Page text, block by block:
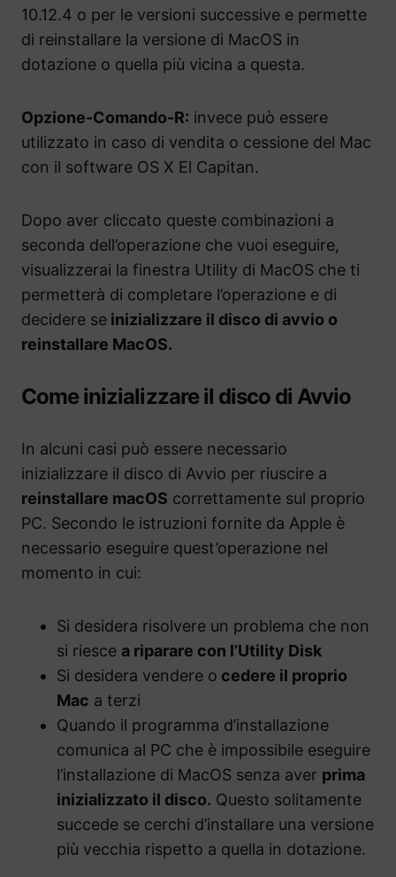
10.12.4 o per le versioni successive e permette
di reinstallare la versione di MacOS in
dotazione o quella più vicina a questa.
Opzione-Comando-R: invece può essere
utilizzato in caso di vendita o cessione del Mac
con il software OS X El Capitan.
Dopo aver cliccato queste combinazioni a
seconda dell’operazione che vuoi eseguire,
visualizzerai la finestra Utility di MacOS che ti
permetterà di completare l’operazione e di
decidere se inizializzare il disco di avvio o
reinstallare MacOS.
Come inizializzare il disco di Avvio
In alcuni casi può essere necessario
inizializzare il disco di Avvio per riuscire a
reinstallare macOS correttamente sul proprio
PC. Secondo le istruzioni fornite da Apple è
necessario eseguire quest’operazione nel
momento in cui:
Si desidera risolvere un problema che non
si riesce a riparare con l’Utility Disk
Si desidera vendere o cedere il proprio
Mac a terzi
Quando il programma d’installazione
comunica al PC che è impossibile eseguire
l’installazione di MacOS senza aver prima
inizializzato il disco. Questo solitamente
succede se cerchi d’installare una versione
più vecchia rispetto a quella in dotazione.